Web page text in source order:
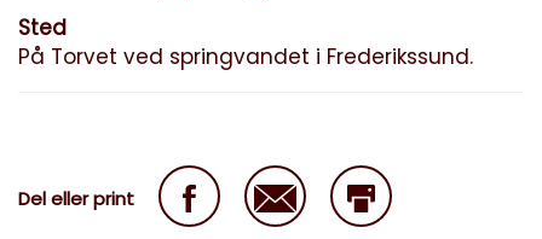
Sted
På Torvet ved springvandet i Frederikssund.
Del eller print